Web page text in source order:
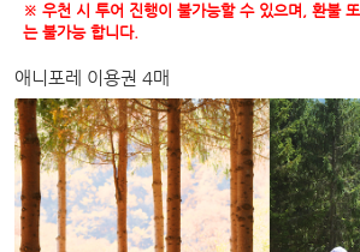
※ 우천 시 투어 진행이 불가능할 수 있으며, 환불
는 불가능 합니다.
애니포레 이용권 4매